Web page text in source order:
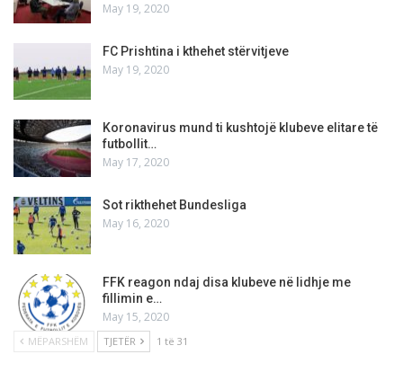
May 19, 2020
FC Prishtina i kthehet stërvitjeve
May 19, 2020
Koronavirus mund ti kushtojë klubeve elitare të
futbollit…
May 17, 2020
Sot rikthehet Bundesliga
May 16, 2020
FFK reagon ndaj disa klubeve në lidhje me
fillimin e…
May 15, 2020
MËPARSHËM TJETËR 1 të 31